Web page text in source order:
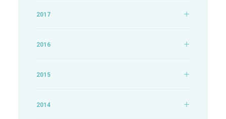
2017
2016
2015
2014